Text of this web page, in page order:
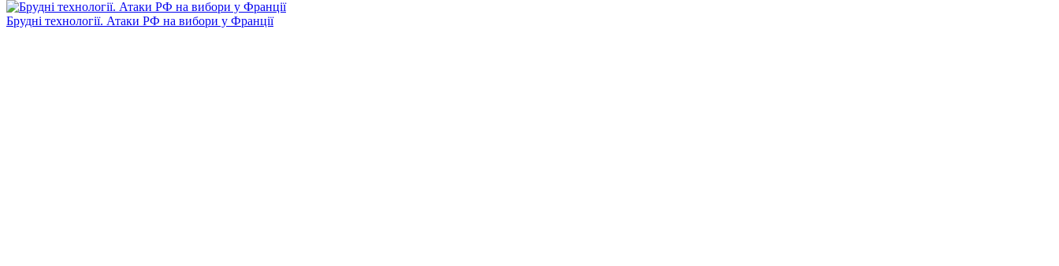
Брудні технології. Атаки РФ на вибори у Франції